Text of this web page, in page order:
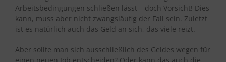
Arbeitsbedingungen schließen lässt – doch Vorsicht! Dies
kann, muss aber nicht zwangsläufig der Fall sein. Zuletzt
ist es natürlich auch das Geld an sich, das viele reizt.
Aber sollte man sich ausschließlich des Geldes wegen für